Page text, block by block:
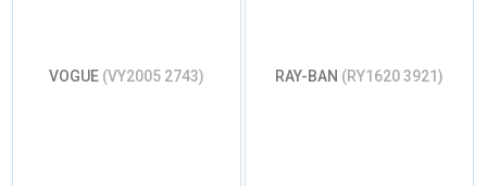
VOGUE (VY2005 2743) RAY-BAN (RY1620 3921)